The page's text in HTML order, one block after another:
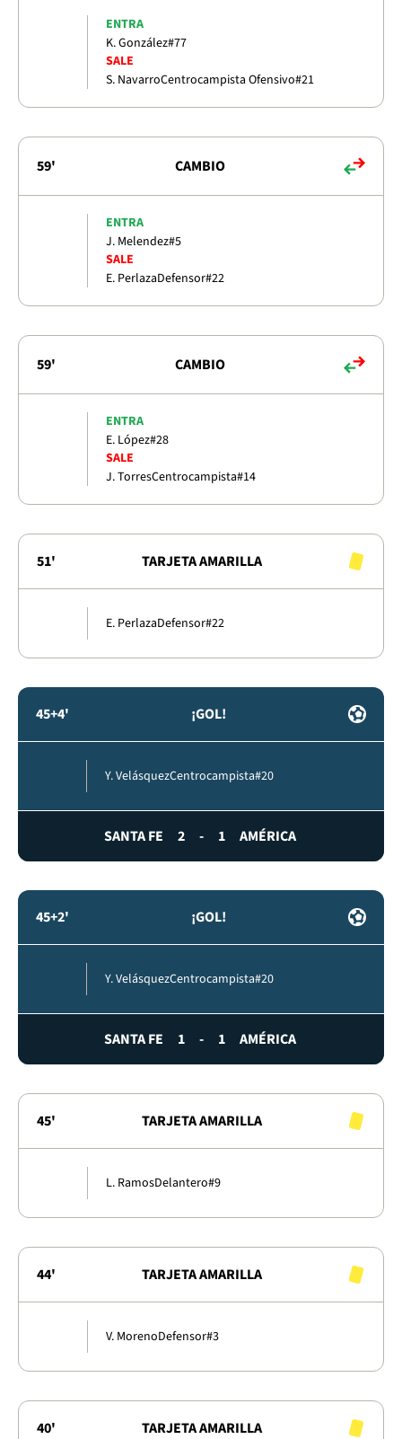
ENTRA
K. González#77
SALE
S. NavarroCentrocampista Ofensivo#21
59' CAMBIO
ENTRA
J. Melendez#5
SALE
E. PerlazaDefensor#22
59' CAMBIO
ENTRA
E. López#28
SALE
J. TorresCentrocampista#14
51' TARJETA AMARILLA
E. PerlazaDefensor#22
45+4' ¡GOL!
Y. VelásquezCentrocampista#20
SANTA FE 2 - 1 AMÉRICA
45+2' ¡GOL!
Y. VelásquezCentrocampista#20
SANTA FE 1 - 1 AMÉRICA
45' TARJETA AMARILLA
L. RamosDelantero#9
44' TARJETA AMARILLA
V. MorenoDefensor#3
40' TARJETA AMARILLA